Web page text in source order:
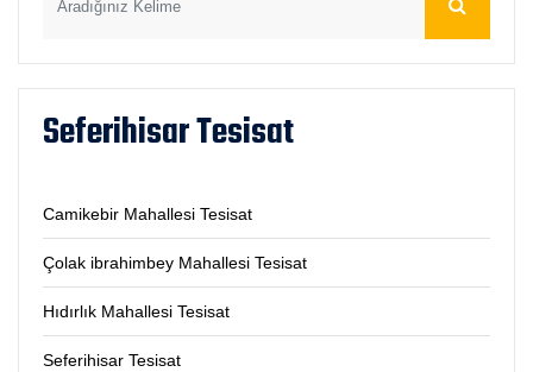
Seferihisar Tesisat
Camikebir Mahallesi Tesisat
Çolak ibrahimbey Mahallesi Tesisat
Hıdırlık Mahallesi Tesisat
Seferihisar Tesisat